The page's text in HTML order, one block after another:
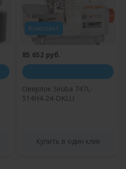
Комплект
85 652 руб.
Оверлок Siruba 747L-
514H4-24-DKLU
Купить в один клик